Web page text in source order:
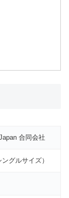
合同会社
グルサイズ）